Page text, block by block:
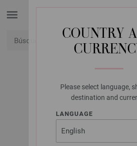
COUNTRY
Please select language,
destination and
LANGUAGE
LANA GROSSA